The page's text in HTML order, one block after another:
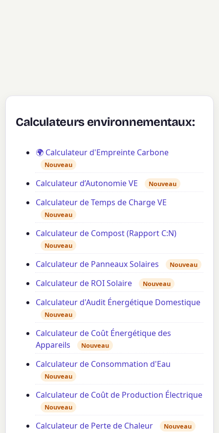
Calculateurs environnementaux:
🌍 Calculateur d'Empreinte Carbone
Nouveau
Calculateur d’Autonomie VE Nouveau
Calculateur de Temps de Charge VE
Nouveau
Calculateur de Compost (Rapport C:N)
Nouveau
Calculateur de Panneaux Solaires Nouveau
Calculateur de ROI Solaire Nouveau
Calculateur d'Audit Énergétique Domestique
Nouveau
Calculateur de Coût Énergétique des
Appareils
Nouveau
Calculateur de Consommation d'Eau
Nouveau
Calculateur de Coût de Production Électrique
Nouveau
Calculateur de Perte de Chaleur Nouveau